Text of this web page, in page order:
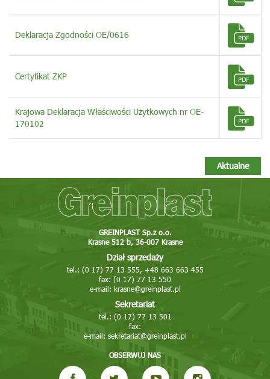
Deklaracja Zgodności OE/0616
Certyfikat ZKP
Krajowa Deklaracja Właściwości Użytkowych nr OE-
170102
Aktualne
GREINPLAST Sp.z o.o.
Krasne 512 b, 36-007 Krasne
Dział sprzedaży
tel.: (0 17) 77 13 555, +48 663 663 455
fax: (0 17) 77 13 550
e-mail: krasne@greinplast.pl
Sekretariat
tel.: (0 17) 77 13 501
fax:
e-mail: sekretariat@greinplast.pl
OBSERWUJ NAS